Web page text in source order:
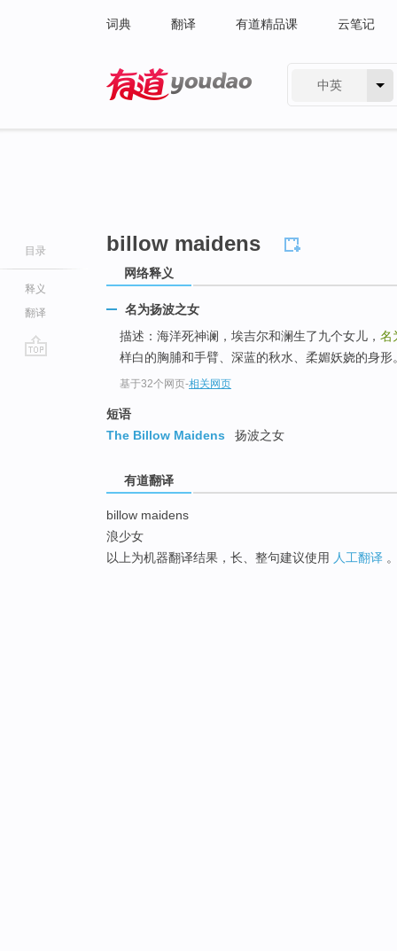
词典 翻译 有道精品课 云笔记
中英
目录
释义
翻译
billow maidens
网络释义
名为扬波之女
描述：海洋死神谰，埃吉尔和澜生了九个女儿， 名
样白的胸脯和手臂、深蓝的秋水、柔媚妖娆的身形
基于32个网页-相关网页
短语
The Billow Maidens
扬波之女
有道翻译
billow maidens
浪少女
以上为机器翻译结果，长、整句建议使用 人工翻译